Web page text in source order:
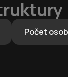
Počet osob